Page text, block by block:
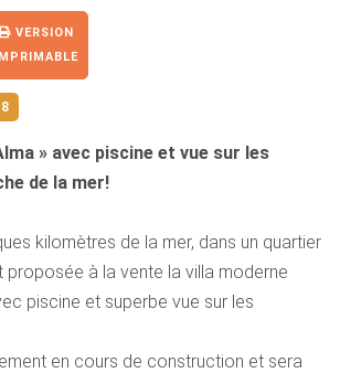
VERSION
» avec piscine et vue sur les
de la mer!
kilomètres de la mer, dans un quartier
proposée à la vente la villa moderne
piscine et superbe vue sur les
en cours de construction et sera